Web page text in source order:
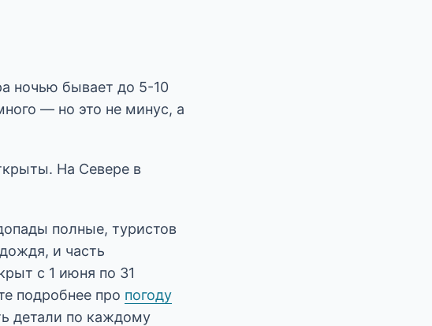
ночью бывает до 5-10
— но это не минус, а
На Севере в
полные, туристов
и часть
с 1 июня по 31
подробнее про погоду
детали по каждому